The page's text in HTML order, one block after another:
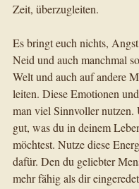
Zeit, überzugleiten.
Es bringt euch nichts,
Neid und auch manchmal
Welt und auch auf andere
leiten. Diese Emotionen
man viel Sinnvoller nutzen.
gut, was du in deinem
möchtest. Nutze diese
dafür. Den du geliebter
mehr fähig als dir